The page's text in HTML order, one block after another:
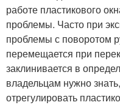
работе пластикового
проблемы. Часто при
проблемы с поворотом
перемещается при
заклинивается в
владельцам нужно
отрегулировать